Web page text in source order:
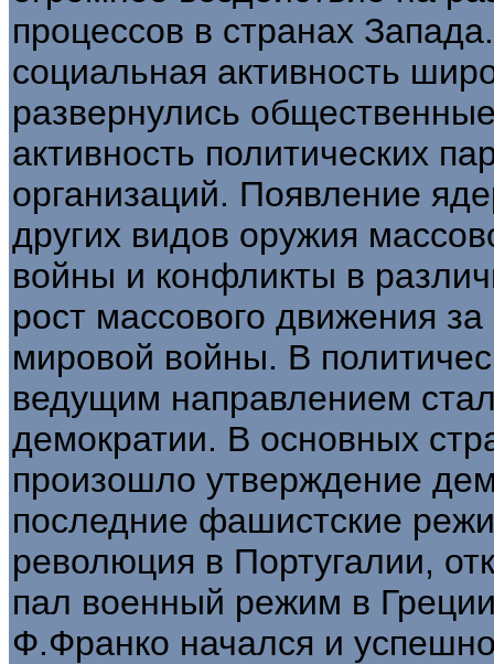
процессов в странах
социальная активность
развернулись
активность политических
организаций. Появление
других видов оружия
войны и конфликты в
рост массового движения
мировой войны. В
ведущим направлением
демократии. В основных
произошло утверждение
последние фашистские
революция в Португалии,
пал военный режим в
Ф.Франко начался и